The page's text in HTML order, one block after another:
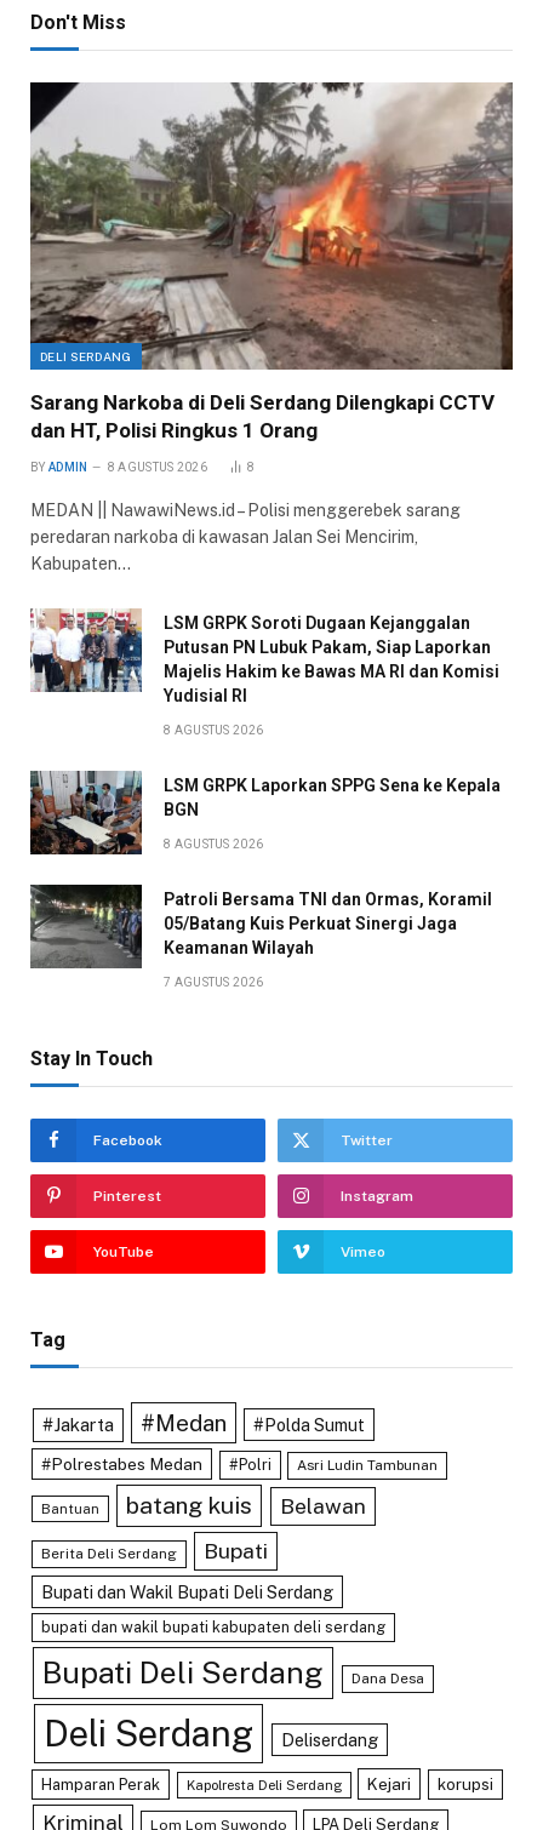
Don't Miss
DELI SERDANG
Sarang Narkoba di Deli Serdang Dilengkapi CCTV
dan HT, Polisi Ringkus 1 Orang
BY ADMIN 8 AGUSTUS 2026 8
MEDAN || NawawiNews.id – Polisi menggerebek sarang
peredaran narkoba di kawasan Jalan Sei Mencirim,
Kabupaten…
LSM GRPK Soroti Dugaan Kejanggalan
Putusan PN Lubuk Pakam, Siap Laporkan
Majelis Hakim ke Bawas MA RI dan Komisi
Yudisial RI
8 AGUSTUS 2026
LSM GRPK Laporkan SPPG Sena ke Kepala
BGN
8 AGUSTUS 2026
Patroli Bersama TNI dan Ormas, Koramil
05/Batang Kuis Perkuat Sinergi Jaga
Keamanan Wilayah
7 AGUSTUS 2026
Stay In Touch
Facebook Twitter
Pinterest Instagram
YouTube Vimeo
Tag
#Jakarta #Medan #Polda Sumut
#Polrestabes Medan #Polri Asri Ludin Tambunan
Bantuan batang kuis Belawan
Berita Deli Serdang Bupati
Bupati dan Wakil Bupati Deli Serdang
bupati dan wakil bupati kabupaten deli serdang
Bupati Deli Serdang Dana Desa
Deli Serdang Deliserdang
Hamparan Perak Kapolresta Deli Serdang Kejari korupsi
Kriminal Lom Lom Suwondo LPA Deli Serdang